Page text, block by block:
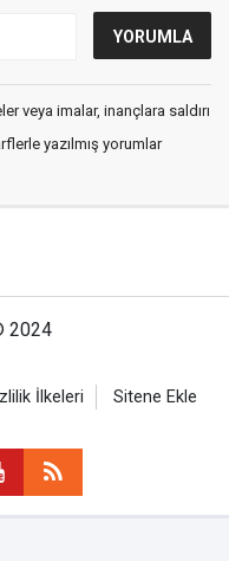
veya imalar, inançlara saldırı
yazılmış yorumlar
2024
İlkeleri Sitene Ekle